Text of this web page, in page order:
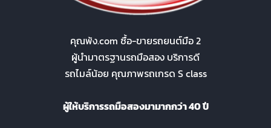
คุณพ้ง.com ซื้อ-ขายรถยนต์มือ 2
ผู้นำมาตรฐานรถมือสอง บริการดี
รถไมล์น้อย คุณภาพรถเกรด S class
ผู้ให้บริการรถมือสองมามากกว่า 40 ปี